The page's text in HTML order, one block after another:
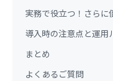
実務で役立つ！さら
導入時の注意点と運用
まとめ
よくあるご質問